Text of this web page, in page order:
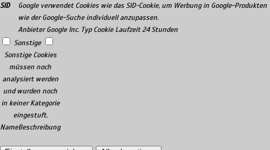
SID
Google verwendet Cookies wie das SID-Cookie, um Werbung in Google-Produkten
wie der Google-Suche individuell anzupassen.
Anbieter Google Inc. Typ Cookie Laufzeit 24 Stunden
Sonstige
Sonstige Cookies
müssen noch
analysiert werden
und wurden noch
in keiner Kategorie
eingestuft.
NameBeschreibung